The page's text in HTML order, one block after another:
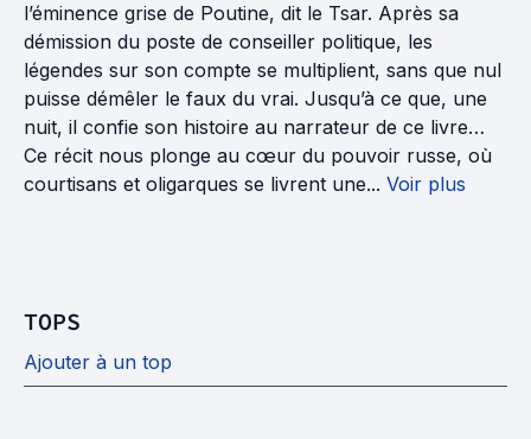
l’éminence grise de Poutine, dit le Tsar. Après sa
démission du poste de conseiller politique, les
légendes sur son compte se multiplient, sans que nul
puisse démêler le faux du vrai. Jusqu’à ce que, une
nuit, il confie son histoire au narrateur de ce livre…
Ce récit nous plonge au cœur du pouvoir russe, où
courtisans et oligarques se livrent une... Voir plus
TOPS
Ajouter à un top